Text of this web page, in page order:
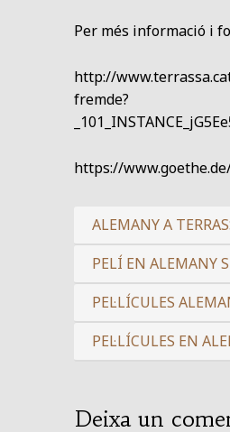
Per més informació i
http://
fremde?
https://
ALEMANY A
PELÍ EN ALEMANY
PEL·LÍCULES
PEL·LÍCULES EN
Deixa un